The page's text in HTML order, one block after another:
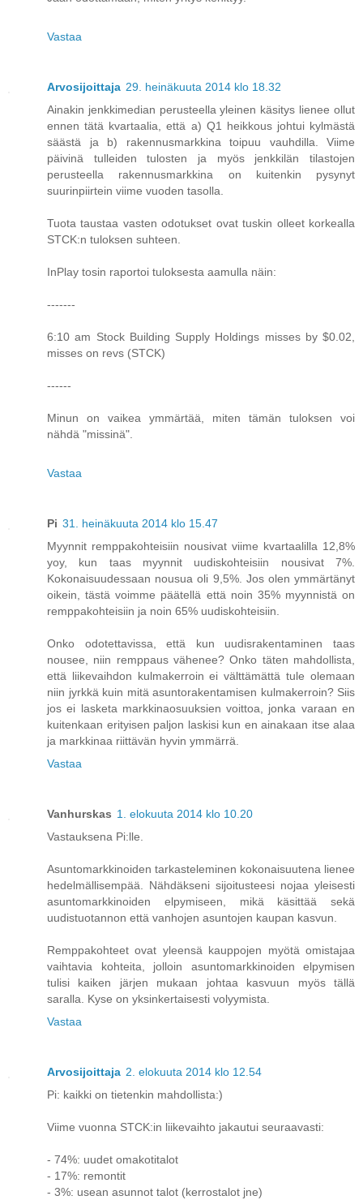
Vastaa
Arvosijoittaja 29. heinäkuuta 2014 klo 18.32
Ainakin jenkkimedian perusteella yleinen käsitys lienee ollut
ennen tätä kvartaalia, että a) Q1 heikkous johtui kylmästä
säästä ja b) rakennusmarkkina toipuu vauhdilla. Viime
päivinä tulleiden tulosten ja myös jenkkilän tilastojen
perusteella rakennusmarkkina on kuitenkin pysynyt
suurinpiirtein viime vuoden tasolla.
Tuota taustaa vasten odotukset ovat tuskin olleet korkealla
STCK:n tuloksen suhteen.
InPlay tosin raportoi tuloksesta aamulla näin:
-------
6:10 am Stock Building Supply Holdings misses by $0.02,
misses on revs (STCK)
------
Minun on vaikea ymmärtää, miten tämän tuloksen voi
nähdä "missinä".
Vastaa
Pi 31. heinäkuuta 2014 klo 15.47
Myynnit remppakohteisiin nousivat viime kvartaalilla 12,8%
yoy, kun taas myynnit uudiskohteisiin nousivat 7%.
Kokonaisuudessaan nousua oli 9,5%. Jos olen ymmärtänyt
oikein, tästä voimme päätellä että noin 35% myynnistä on
remppakohteisiin ja noin 65% uudiskohteisiin.
Onko odotettavissa, että kun uudisrakentaminen taas
nousee, niin remppaus vähenee? Onko täten mahdollista,
että liikevaihdon kulmakerroin ei välttämättä tule olemaan
niin jyrkkä kuin mitä asuntorakentamisen kulmakerroin? Siis
jos ei lasketa markkinaosuuksien voittoa, jonka varaan en
kuitenkaan erityisen paljon laskisi kun en ainakaan itse alaa
ja markkinaa riittävän hyvin ymmärrä.
Vastaa
Vanhurskas 1. elokuuta 2014 klo 10.20
Vastauksena Pi:lle.
Asuntomarkkinoiden tarkasteleminen kokonaisuutena lienee
hedelmällisempää. Nähdäkseni sijoitusteesi nojaa yleisesti
asuntomarkkinoiden elpymiseen, mikä käsittää sekä
uudistuotannon että vanhojen asuntojen kaupan kasvun.
Remppakohteet ovat yleensä kauppojen myötä omistajaa
vaihtavia kohteita, jolloin asuntomarkkinoiden elpymisen
tulisi kaiken järjen mukaan johtaa kasvuun myös tällä
saralla. Kyse on yksinkertaisesti volyymista.
Vastaa
Arvosijoittaja 2. elokuuta 2014 klo 12.54
Pi: kaikki on tietenkin mahdollista:)
Viime vuonna STCK:in liikevaihto jakautui seuraavasti:
- 74%: uudet omakotitalot
- 17%: remontit
- 3%: usean asunnot talot (kerrostalot jne)